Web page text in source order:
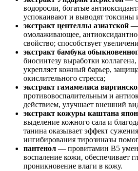
водоросли, богатые
успокаивают и выводят токсины
экстракт центеллы азиатской —
омолаживающее,
свойство; способствует
экстракт бамбука
биосинтезу выработки
укрепляет кожный барьер,
окислительного стресса;
экстракт гамамелиса
противовоспалительным и
действием, улучшает внешний
экстракт кожуры каштана
выделение кожного сала и
танина оказывает эффект
ингибирования тирозиназы
пантенол — провитамин В5
воспаление кожи, обеспечивает
проникновение влаги в кожу.